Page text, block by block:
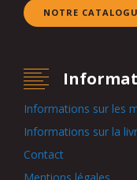
NOTRE
Informations sur les
Informations sur la
Contact